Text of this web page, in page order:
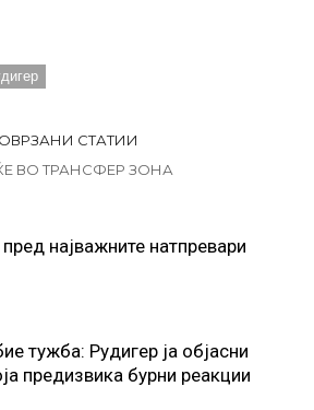
СТАТИИ
ВО ТРАНСФЕР ЗОНА
најважните натпревари
тужба: Рудигер ја објасни
предизвика бурни реакции